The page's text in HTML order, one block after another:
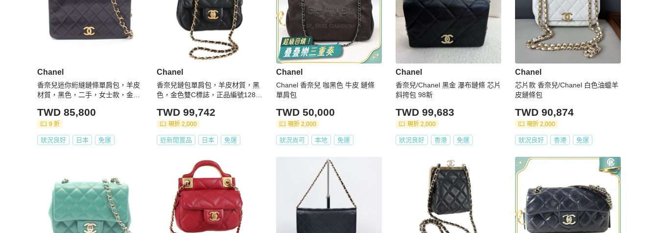
Chanel
香奈兒迷你絎縫鏈條單肩包，羊皮
材質，黑色，二手，女士款，金色
TWD 85,800
9 折
狀況良好 日本 免運
Chanel
香奈兒鏈包單肩包，羊皮材質，黑
色，金色雙C標誌，正品編號1281
TWD 99,742
現折 2,000
近新閒置品 日本 免運
Chanel
Chanel 香奈兒 咖黑色 牛皮 鏈條
單肩包
TWD 50,000
現折 2,000
狀況尚可 本地 免運
Chanel
香奈兒/Chanel 黑金 瀑布鏈條 芯片
斜挎包 98新
TWD 99,683
現折 2,000
狀況良好 香港 免運
Chanel
芯片款 香奈兒/Chanel 白色油蠟羊
皮鏈條包
TWD 90,874
現折 2,000
狀況良好 香港 免運